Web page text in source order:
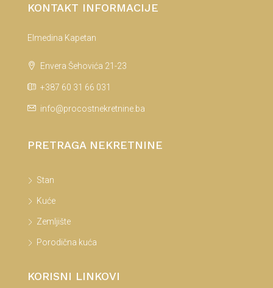
KONTAKT INFORMACIJE
Elmedina Kapetan
Envera Šehovića 21-23
+387 60 31 66 031
info@procostnekretnine.ba
PRETRAGA NEKRETNINE
Stan
Kuće
Zemljište
Porodična kuća
KORISNI LINKOVI